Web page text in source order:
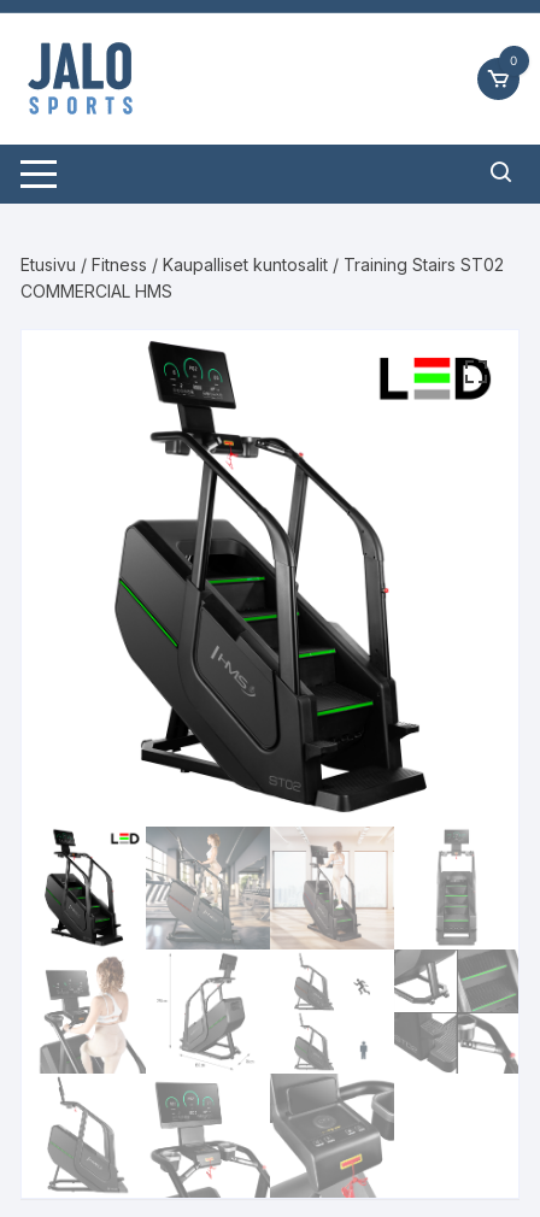
Siirry
suoraan
sisältöön
0
Etusivu /Fitness /Kaupalliset kuntosalit / Training Stairs ST02
COMMERCIAL HMS